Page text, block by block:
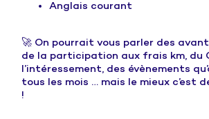
Anglais courant
🚀 On pourrait vous parler des
de la participation aux frais km, du
l’intéressement, des évènements
tous les mois … mais le mieux c’est
!